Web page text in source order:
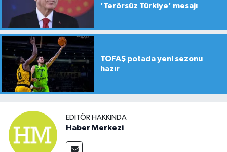
'Terörsüz Türkiye' mesajı
TOFAŞ potada yeni sezonu
hazır
EDITÖR HAKKINDA
Haber Merkezi